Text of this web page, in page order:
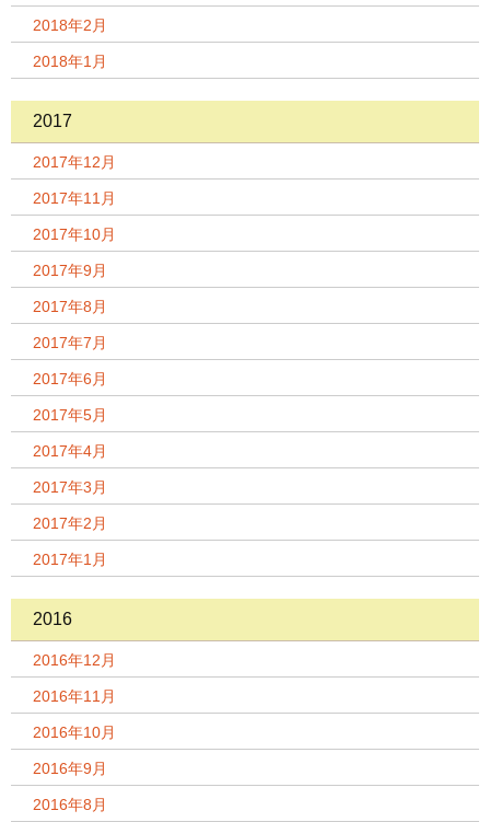
2018年2月
2018年1月
2017
2017年12月
2017年11月
2017年10月
2017年9月
2017年8月
2017年7月
2017年6月
2017年5月
2017年4月
2017年3月
2017年2月
2017年1月
2016
2016年12月
2016年11月
2016年10月
2016年9月
2016年8月